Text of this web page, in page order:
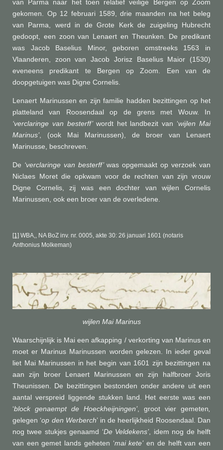
van Parma naar het toen relatief veilige Bergen op Zoom
gekomen. Op 12 februari 1589, drie maanden na het beleg
van Parma, werd in de Grote Kerk de zuigeling Hubrecht
gedoopt, een zoon van Lenaert en Theunken. De predikant
was Jacob Baselius Minor, geboren omstreeks 1563 in
Vlaanderen, zoon van Jacob Jorisz Baselius Maior (1530)
eveneens predikant te Bergen op Zoom. Een van de
doopgetuigen was Digne Cornelis.
Lenaert Marinussen en zijn familie hadden bezittingen op het
platteland van Roosendaal op de grens met Wouw. In
‘verclaringe van besterff’ wordt het landbezit van ‘wijlen Mai
Marinus’, (ook Mai Marinussen), de broer van Lenaert
Marinusse, beschreven.
De ‘verclaringe van besterff’ was opgemaakt op verzoek van
Niclaes Moret die opkwam voor de rechten van zijn vrouw
Digne Cornelis, zij was een dochter van wijlen Cornelis
Marinussen, ook een broer van de overledene.
[1] WBA,, NA BoZ inv. nr. 0005, akte 30: 26 januari 1601 (notaris
Anthonius Molkeman)
wijlen Mai Marinus
Waarschijnlijk is Mai een afkapping / verkorting van Marinus en
moet er Marinus Marinussen worden gelezen. In ieder geval
liet Mai Marinussen in het begin van 1601 zijn bezittingen na
aan zijn broer Lenaert Marinussen en zijn halfbroer Joris
Theunissen. De bezittingen bestonden onder andere uit een
aantal verspreid liggende stukken land. Het eerste was een
‘block genaempt de Hoeckheijningen’, groot vier gemeten,
gelegen ‘op den Werberch’ in de heerlijkheid Roosendaal. Dan
nog twee stukjes genaamd ‘De Veldekens’, idem nog de helft
van een gemet lands geheten ‘mai kete’en de helft van een